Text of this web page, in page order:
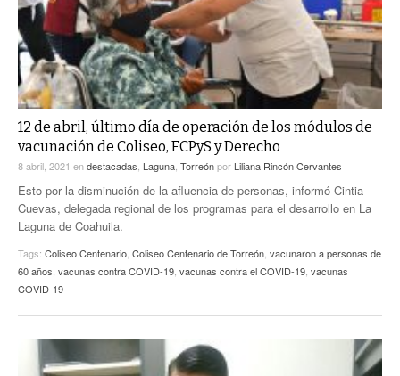
12 de abril, último día de operación de los módulos de
vacunación de Coliseo, FCPyS y Derecho
8 abril, 2021 endestacadas Laguna Torreónpor Liliana Rincón Cervantes
Esto por la disminución de la afluencia de personas, informó Cintia
Cuevas, delegada regional de los programas para el desarrollo en La
Laguna de Coahuila.
Tags: Coliseo Centenario Coliseo Centenario de Torreón vacunaron a personas de
60 años vacunas contra COVID-19 vacunas contra el COVID-19 vacunas
COVID-19